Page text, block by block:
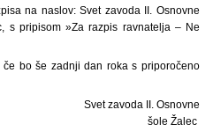
na naslov: Svet zavoda II. Osnovne
s pripisom »Za razpis ravnatelja – Ne
bo še zadnji dan roka s priporočeno
Svet zavoda II. Osnovne
šole Žalec